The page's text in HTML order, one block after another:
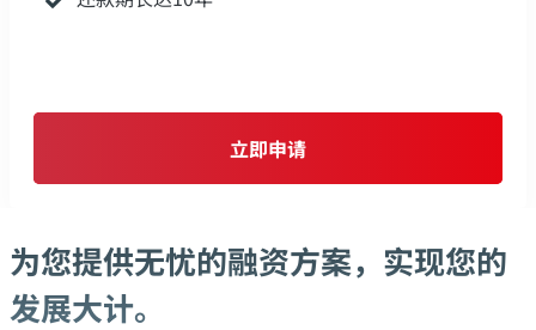
立即申请
为您提供无忧的融资方案，实现您的
发展大计。